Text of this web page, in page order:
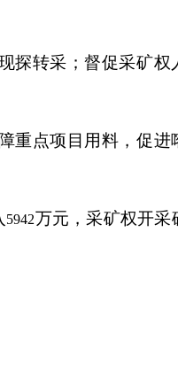
探转采；督促采矿
重点项目用料，促
5942万元 ，采矿权开